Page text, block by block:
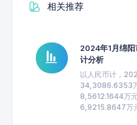
相关推荐
2024年1月绵阳
计分析
以人民币计，
34,3086.6353
8,5612.1644万
6,9215.8647万